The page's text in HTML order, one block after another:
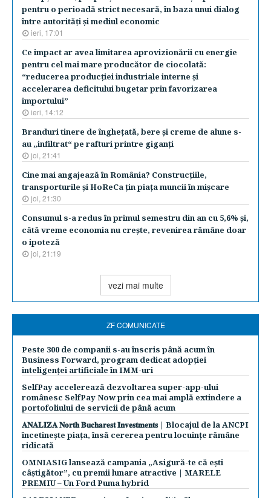
pentru o perioadă strict necesară, în baza unui dialog
între autorităţi şi mediul economic
ieri, 17:01
Ce impact ar avea limitarea aprovizionării cu energie
pentru cel mai mare producător de ciocolată:
“reducerea producţiei industriale interne şi
accelerarea deficitului bugetar prin favorizarea
importului”
ieri, 14:12
Branduri tinere de îngheţată, bere şi creme de alune s-
au „infiltrat“ pe rafturi printre giganţi
joi, 21:41
Cine mai angajează în România? Construcţiile,
transporturile şi HoReCa ţin piaţa muncii în mişcare
joi, 21:30
Consumul s-a redus în primul semestru din an cu 5,6% şi,
câtă vreme economia nu creşte, revenirea rămâne doar
o ipoteză
joi, 21:19
vezi mai multe
ZF COMUNICATE
Peste 300 de companii s-au înscris până acum în
Business Forward, program dedicat adopției
inteligenței artificiale în IMM-uri
SelfPay accelerează dezvoltarea super-app-ului
românesc SelfPay Now prin cea mai amplă extindere a
portofoliului de servicii de până acum
𝐀𝐍𝐀𝐋𝐈𝐙𝐀 𝐍𝐨𝐫𝐭𝐡 𝐁𝐮𝐜𝐡𝐚𝐫𝐞𝐬𝐭 𝐈𝐧𝐯𝐞𝐬𝐭𝐦𝐞𝐧𝐭𝐬 | Blocajul de la ANCPI
încetinește piața, însă cererea pentru locuințe rămâne
ridicată
OMNIASIG lansează campania „Asigură-te că ești
câștigător”, cu premii lunare atractive | MARELE
PREMIU – Un Ford Puma hybrid